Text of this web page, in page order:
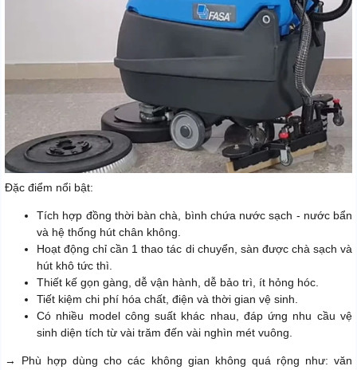
Đặc điểm nổi bật:
Tích hợp đồng thời bàn chà, bình chứa nước sạch - nước bẩn
và hệ thống hút chân không.
Hoạt động chỉ cần 1 thao tác di chuyển, sàn được chà sạch và
hút khô tức thì.
Thiết kế gọn gàng, dễ vận hành, dễ bảo trì, ít hỏng hóc.
Tiết kiệm chi phí hóa chất, điện và thời gian vệ sinh.
Có nhiều model công suất khác nhau, đáp ứng nhu cầu vệ
sinh diện tích từ vài trăm đến vài nghìn mét vuông.
→ Phù hợp dùng cho các không gian không quá rộng như: văn